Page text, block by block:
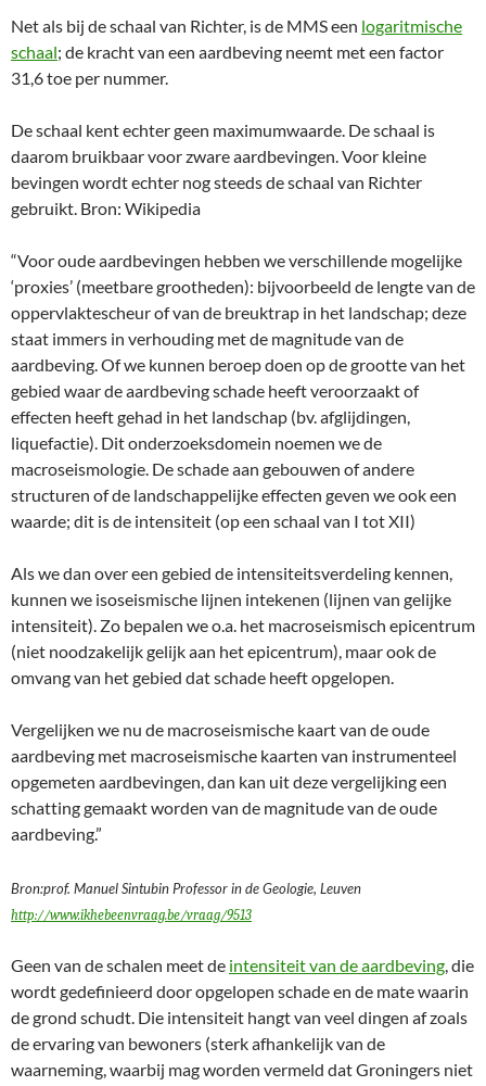
Net als bij de schaal van Richter, is de MMS een logaritmische
schaal; de kracht van een aardbeving neemt met een factor
31,6 toe per nummer.
De schaal kent echter geen maximumwaarde. De schaal is
daarom bruikbaar voor zware aardbevingen. Voor kleine
bevingen wordt echter nog steeds de schaal van Richter
gebruikt. Bron: Wikipedia
“Voor oude aardbevingen hebben we verschillende mogelijke
‘proxies’ (meetbare grootheden): bijvoorbeeld de lengte van de
oppervlaktescheur of van de breuktrap in het landschap; deze
staat immers in verhouding met de magnitude van de
aardbeving. Of we kunnen beroep doen op de grootte van het
gebied waar de aardbeving schade heeft veroorzaakt of
effecten heeft gehad in het landschap (bv. afglijdingen,
liquefactie). Dit onderzoeksdomein noemen we de
macroseismologie. De schade aan gebouwen of andere
structuren of de landschappelijke effecten geven we ook een
waarde; dit is de intensiteit (op een schaal van I tot XII)
Als we dan over een gebied de intensiteitsverdeling kennen,
kunnen we isoseismische lijnen intekenen (lijnen van gelijke
intensiteit). Zo bepalen we o.a. het macroseismisch epicentrum
(niet noodzakelijk gelijk aan het epicentrum), maar ook de
omvang van het gebied dat schade heeft opgelopen.
Vergelijken we nu de macroseismische kaart van de oude
aardbeving met macroseismische kaarten van instrumenteel
opgemeten aardbevingen, dan kan uit deze vergelijking een
schatting gemaakt worden van de magnitude van de oude
aardbeving.”
Bron:prof. Manuel Sintubin Professor in de Geologie, Leuven
http://www.ikhebeenvraag.be/vraag/9513
Geen van de schalen meet de intensiteit van de aardbeving, die
wordt gedefinieerd door opgelopen schade en de mate waarin
de grond schudt. Die intensiteit hangt van veel dingen af zoals
de ervaring van bewoners (sterk afhankelijk van de
waarneming, waarbij mag worden vermeld dat Groningers niet